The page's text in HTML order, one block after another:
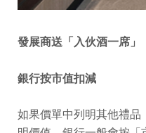
發展商送「入伙酒一席」
銀行按市值扣減
如果價單中列明其他禮